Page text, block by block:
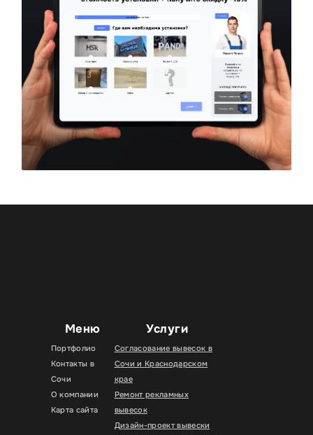
Меню
Портфолио
Контакты в
Сочи
О компании
Карта сайта
Услуги
Согласование вывесок в
Сочи и Краснодарском
крае
Ремонт рекламных
вывесок
Дизайн-проект вывески